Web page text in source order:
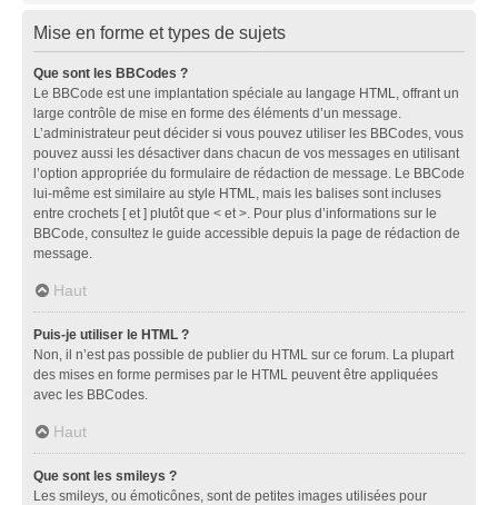
Mise en forme et types de sujets
Que sont les BBCodes ?
Le BBCode est une implantation spéciale au langage HTML, offrant un
large contrôle de mise en forme des éléments d’un message.
L’administrateur peut décider si vous pouvez utiliser les BBCodes, vous
pouvez aussi les désactiver dans chacun de vos messages en utilisant
l’option appropriée du formulaire de rédaction de message. Le BBCode
lui-même est similaire au style HTML, mais les balises sont incluses
entre crochets [ et ] plutôt que < et >. Pour plus d’informations sur le
BBCode, consultez le guide accessible depuis la page de rédaction de
message.
Haut
Puis-je utiliser le HTML ?
Non, il n’est pas possible de publier du HTML sur ce forum. La plupart
des mises en forme permises par le HTML peuvent être appliquées
avec les BBCodes.
Haut
Que sont les smileys ?
Les smileys, ou émoticônes, sont de petites images utilisées pour